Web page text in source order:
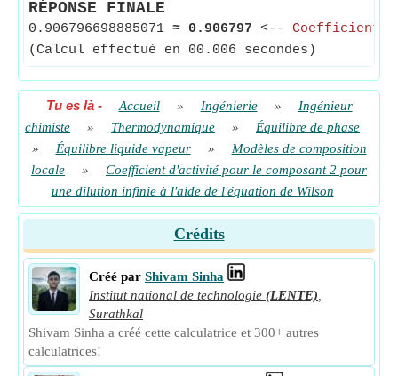
RÉPONSE FINALE
0.906796698885071 ≈ 0.906797 <-- Coefficient
(Calcul effectué en 00.006 secondes)
Tu es là- Accueil » Ingénierie »
Ingénieur
chimiste
» Thermodynamique »
Équilibre de phase
»
Équilibre liquide vapeur »
Modèles de composition
locale
»
Coefficient d'activité pour le composant 2 pour
une dilution infinie à l'aide de l'équation de Wilson
Crédits
Créé par Shivam Sinha
Institut national de technologie (LENTE)
Surathkal
Shivam Sinha a créé cette calculatrice et 300+ autres
calculatrices!